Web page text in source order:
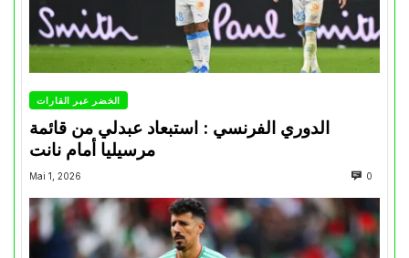
الخضر عبر القارات
الدوري الفرنسي : استبعاد عبدلي من قائمة
مرسيليا أمام نانت
Mai 1, 2026 0